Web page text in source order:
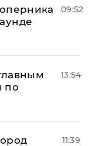
09:52
по
13:54
11:39